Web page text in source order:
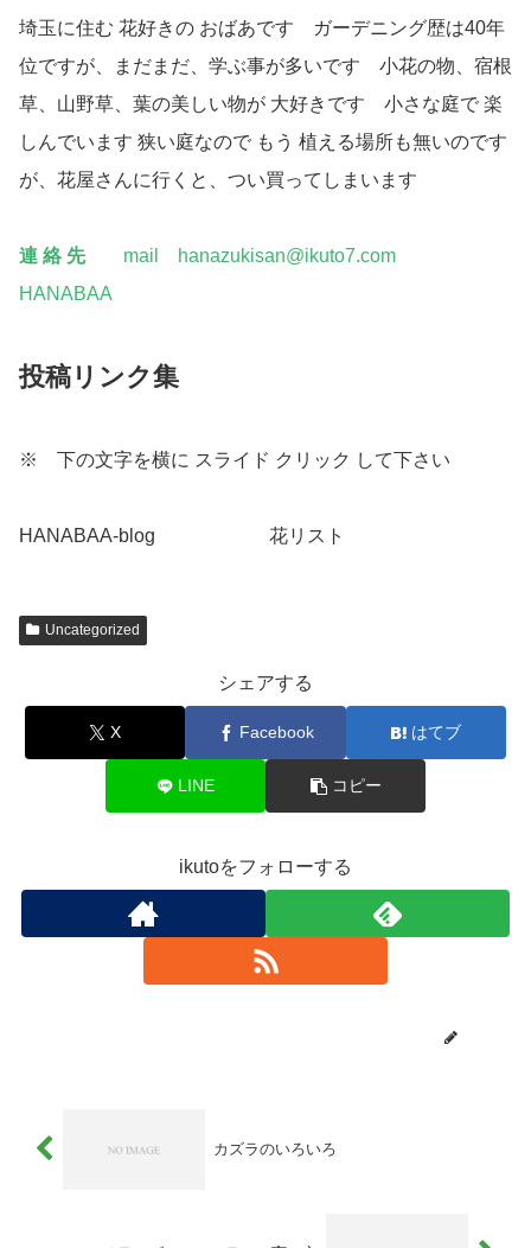
埼玉に住む 花好きの おばあです ガーデニング歴は40年
位ですが、まだまだ、学ぶ事が多いです 小花の物、宿根
草、山野草、葉の美しい物が 大好きです 小さな庭で 楽
しんでいます 狭い庭なので もう 植える場所も無いのです
が、花屋さんに行くと、つい買ってしまいます
連 絡 先mail hanazukisan@ikuto7.com
HANABAA
投稿リンク集
※ 下の文字を横に スライド クリック して下さい
HANABAA-blog 花リスト
Uncategorized
シェアする
X Facebook はてブ
LINE コピー
ikutoをフォローする
カズラのいろいろ